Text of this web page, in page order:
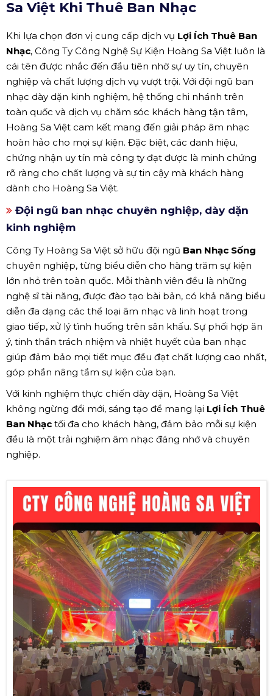
Sa Việt Khi Thuê Ban Nhạc
Khi lựa chọn đơn vị cung cấp dịch vụ Lợi Ích Thuê Ban
Nhạc, Công Ty Công Nghệ Sự Kiện Hoàng Sa Việt luôn là
cái tên được nhắc đến đầu tiên nhờ sự uy tín, chuyên
nghiệp và chất lượng dịch vụ vượt trội. Với đội ngũ ban
nhạc dày dặn kinh nghiệm, hệ thống chi nhánh trên
toàn quốc và dịch vụ chăm sóc khách hàng tận tâm,
Hoàng Sa Việt cam kết mang đến giải pháp âm nhạc
hoàn hảo cho mọi sự kiện. Đặc biệt, các danh hiệu,
chứng nhận uy tín mà công ty đạt được là minh chứng
rõ ràng cho chất lượng và sự tin cậy mà khách hàng
dành cho Hoàng Sa Việt.
Đội ngũ ban nhạc chuyên nghiệp, dày dặn
kinh nghiệm
Công Ty Hoàng Sa Việt sở hữu đội ngũ Ban Nhạc Sống
chuyên nghiệp, từng biểu diễn cho hàng trăm sự kiện
lớn nhỏ trên toàn quốc. Mỗi thành viên đều là những
nghệ sĩ tài năng, được đào tạo bài bản, có khả năng biểu
diễn đa dạng các thể loại âm nhạc và linh hoạt trong
giao tiếp, xử lý tình huống trên sân khấu. Sự phối hợp ăn
ý, tinh thần trách nhiệm và nhiệt huyết của ban nhạc
giúp đảm bảo mọi tiết mục đều đạt chất lượng cao nhất,
góp phần nâng tầm sự kiện của bạn.
Với kinh nghiệm thực chiến dày dặn, Hoàng Sa Việt
không ngừng đổi mới, sáng tạo để mang lại Lợi Ích Thuê
Ban Nhạc tối đa cho khách hàng, đảm bảo mỗi sự kiện
đều là một trải nghiệm âm nhạc đáng nhớ và chuyên
nghiệp.